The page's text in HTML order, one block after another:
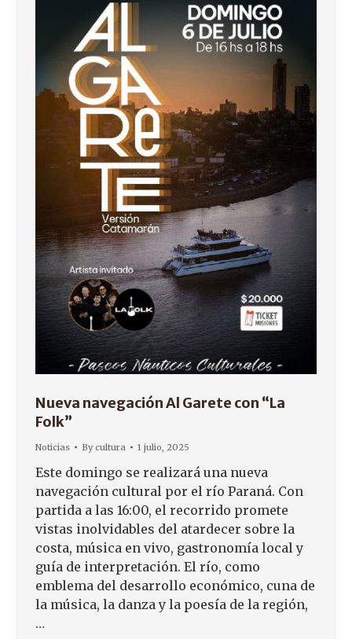
Nueva navegación Al Garete con “La
Folk”
Noticias Bycultura 1 julio, 2025
Este domingo se realizará una nueva
navegación cultural por el río Paraná. Con
partida a las 16:00, el recorrido promete
vistas inolvidables del atardecer sobre la
costa, música en vivo, gastronomía local y
guía de interpretación. El río, como
emblema del desarrollo económico, cuna de
la música, la danza y la poesía de la región,
…